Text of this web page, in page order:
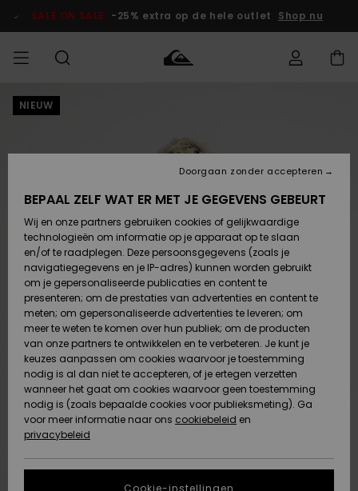
Productinformatie
SALE ON SALE -25% extra op de hele outlet Shop nu
HEREN
Accessoires
Schoenen &
Slippers
Surf /
Water
Snow
Nieuw
JONGENS
Accessoires
Schoenen &
Slippers
Surf /
Water
Sneeuw
Nieuw
DAMES
Highlights
Snow
SURF
Surf Shop
Highlights
Community
SNOW
Snow Shop
Dames
Snow Shop
Highlights
Gemeenschap
SALE ON
SALE
Kinderen
VROUW
OUTLET
Regio- En
Taalinstellingen
Nederlands
Retouren
Betaling
Giftcard
Quiksilver
Freedom
Gegevensbescherming
NIEUW
BEPAAL ZELF WAT ER MET JE GEGEVENS GEBEURT
Wij en onze partners gebruiken cookies of gelijkwaardige
technologieën om informatie op je apparaat op te slaan
en/of te raadplegen. Deze persoonsgegevens (zoals je
navigatiegegevens en je IP-adres) kunnen worden gebruikt
om je gepersonaliseerde publicaties en content te
presenteren; om de prestaties van advertenties en content te
meten; om gepersonaliseerde advertenties te leveren; om
meer te weten te komen over hun publiek; om de producten
van onze partners te ontwikkelen en te verbeteren. Je kunt je
keuzes aanpassen om cookies waarvoor je toestemming
nodig is al dan niet te accepteren, of je ertegen verzetten
wanneer het gaat om cookies waarvoor geen toestemming
nodig is (zoals bepaalde cookies voor publieksmeting). Ga
voor meer informatie naar ons cookiebeleid en
privacybeleid
Cookie-instellingen
Doorgaan zonder accepteren